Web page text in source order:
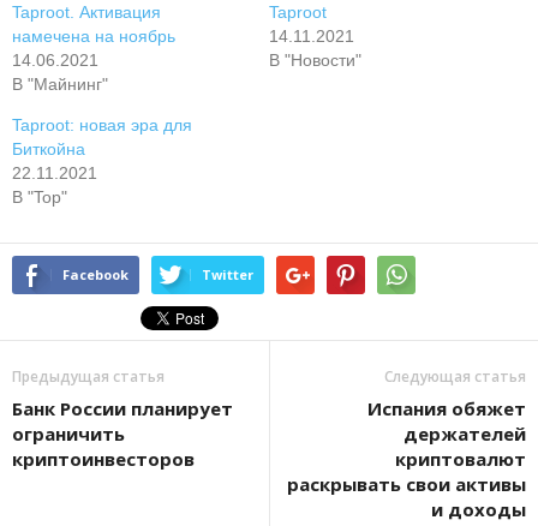
Taproot. Активация
намечена на ноябрь
14.06.2021
В "Майнинг"
Taproot
14.11.2021
В "Новости"
Taproot: новая эра для
Биткойна
22.11.2021
В "Top"
Facebook Twitter
Предыдущая статья
Банк России планирует
ограничить
криптоинвесторов
Следующая статья
Испания обяжет
держателей
криптовалют
раскрывать свои активы
и доходы